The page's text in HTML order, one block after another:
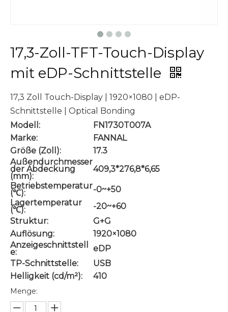
17,3-Zoll-TFT-Touch-Display
mit eDP-Schnittstelle
17,3 Zoll Touch-Display | 1920×1080 | eDP-
Schnittstelle | Optical Bonding
Modell:
FN1730T007A
Marke:
FANNAL
Größe (Zoll):
17.3
Außendurchmesser
der Abdeckung
(mm):
409,3*276,8*6,65
Betriebstemperatur
(℃):
-0~+50
Lagertemperatur
(℃):
-20~+60
Struktur:
G+G
Auflösung:
1920×1080
Anzeigeschnittstell
e:
eDP
TP-Schnittstelle:
USB
Helligkeit (cd/m²):
410
Menge: